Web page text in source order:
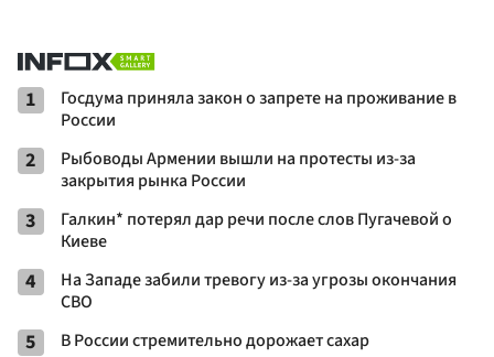
1
Госдума приняла закон о запрете на проживание в
России
2
Рыбоводы Армении вышли на протесты из-за
закрытия рынка России
3
Галкин* потерял дар речи после слов Пугачевой о
Киеве
4
На Западе забили тревогу из-за угрозы окончания
СВО
5 В России стремительно дорожает сахар